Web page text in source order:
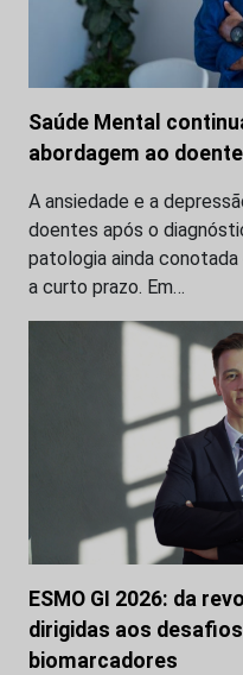
Saúde Mental
abordagem ao
A ansiedade e a
doentes após o
patologia ainda
a curto prazo. Em…
ESMO GI 2026: da
dirigidas aos
biomarcadores